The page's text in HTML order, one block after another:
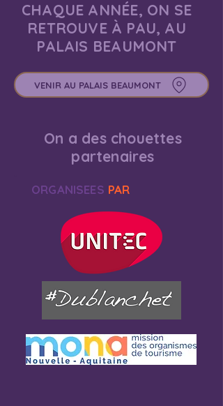
CHAQUE ANNÉE, ON SE
RETROUVE À PAU, AU
PALAIS BEAUMONT
VENIR AU PALAIS BEAUMONT
On a des chouettes
partenaires
ORGANISEES PAR